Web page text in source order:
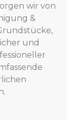
wir von
&
und